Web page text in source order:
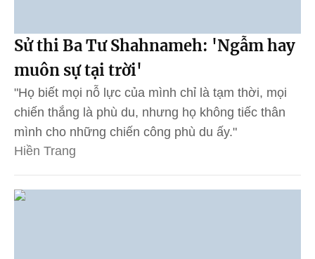
Sử thi Ba Tư Shahnameh: 'Ngẫm hay
muôn sự tại trời'
"Họ biết mọi nỗ lực của mình chỉ là tạm thời, mọi
chiến thắng là phù du, nhưng họ không tiếc thân
mình cho những chiến công phù du ấy."
Hiền Trang